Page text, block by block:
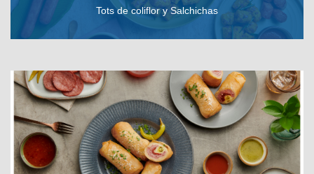
Tots de coliflor y Salchichas